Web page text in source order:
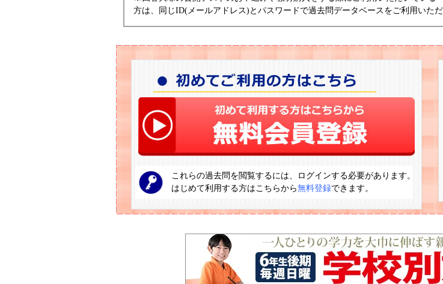
方は、同じID(メールアドレス)とパスワードで過去問データベースをご利用いた
これらの過去問を閲覧するには、ログインする必要があります。
はじめて利用する方はこちらから無料登録できます。